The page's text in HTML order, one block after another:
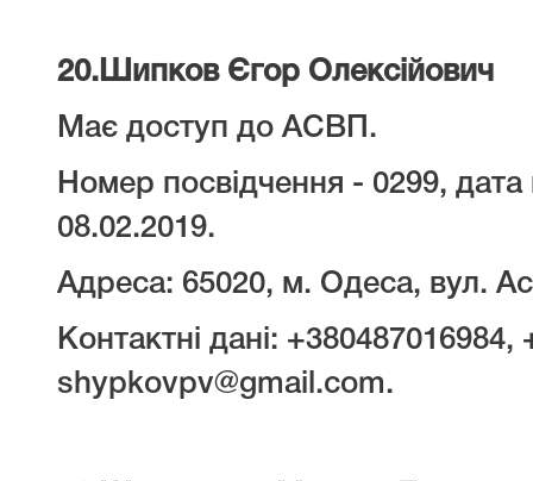
20. Шипков Єгор Олексійович
Має доступ до АСВП.
Номер посвідчення - 0299, дата
08.02.2019.
Адреса: 65020, м. Одеса, вул.
Контактні дані: +380487016984,
shypkovpv@gmail.com.